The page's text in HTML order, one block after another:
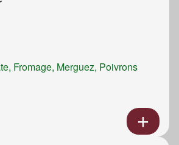
Fromage, Merguez, Poivrons